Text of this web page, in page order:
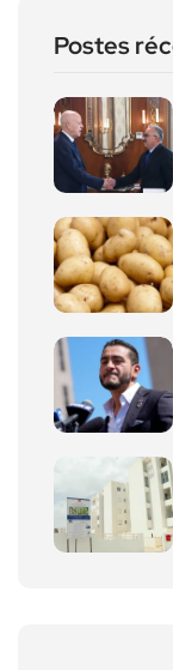
Postes